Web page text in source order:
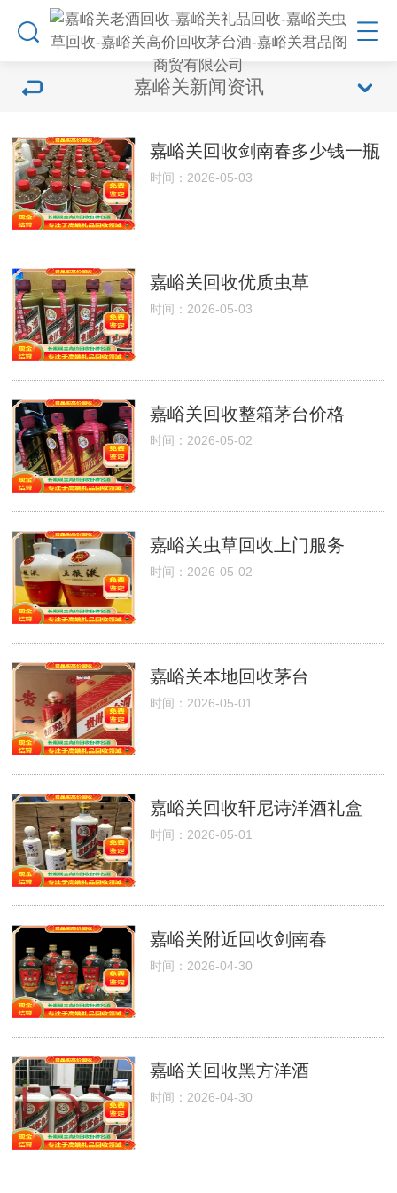
嘉峪关新闻资讯
嘉峪关回收剑南春多少钱一瓶
时间：2026-05-03
嘉峪关回收优质虫草
时间：2026-05-03
嘉峪关回收整箱茅台价格
时间：2026-05-02
嘉峪关虫草回收上门服务
时间：2026-05-02
嘉峪关本地回收茅台
时间：2026-05-01
嘉峪关回收轩尼诗洋酒礼盒
时间：2026-05-01
嘉峪关附近回收剑南春
时间：2026-04-30
嘉峪关回收黑方洋酒
时间：2026-04-30